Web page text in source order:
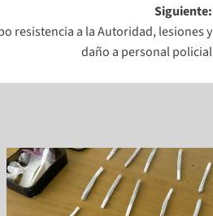
Siguiente:
resistencia a la Autoridad, lesiones y
daño a personal policial